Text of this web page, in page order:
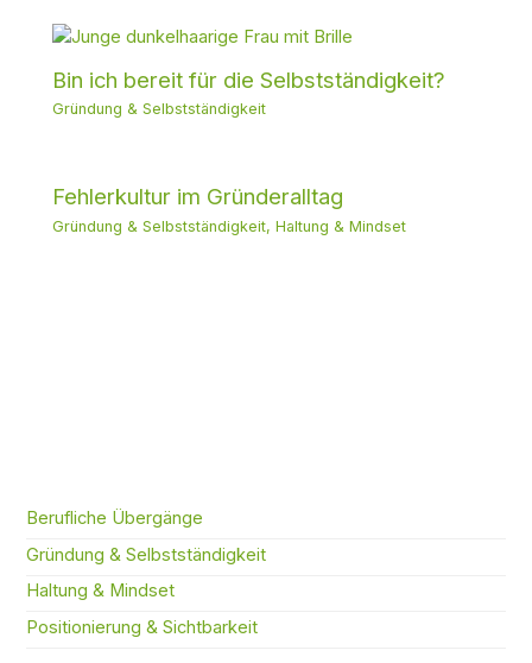
Bin ich bereit für die Selbstständigkeit?
Gründung & Selbstständigkeit
Fehlerkultur im Gründeralltag
Gründung & Selbstständigkeit,Haltung & Mindset
Berufliche Übergänge
Gründung & Selbstständigkeit
Haltung & Mindset
Positionierung & Sichtbarkeit